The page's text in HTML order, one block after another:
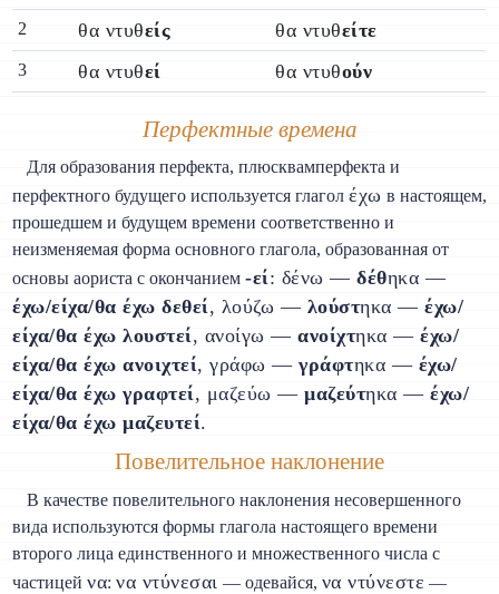
2 θα ντυθείς θα ντυθείτε
3 θα ντυθεί θα ντυθούν
Перфектные времена
Для образования перфекта, плюсквамперфекта и
перфектного будущего используется глаголέχω в настоящем,
прошедшем и будущем времени соответственно и
неизменяемая форма основного глагола, образованная от
основы аориста с окончанием-εί: δένω —δέθηκα —
έχω/είχα/θα έχω δεθεί, λούζω — λούστηκα —έχω/
είχα/θα έχω λουστεί, ανοίγω —ανοίχτηκα —έχω/
είχα/θα έχω ανοιχτεί, γράφω —γράφτηκα — έχω/
είχα/θα έχω γραφτεί, μαζεύω —μαζεύτηκα —έχω/
είχα/θα έχω μαζευτεί.
Повелительное наклонение
В качестве повелительного наклонения несовершенного
вида используются формы глагола настоящего времени
второго лица единственного и множественного числа с
частицейνα:να ντύνεσαι — одевайся, να ντύνεστε —